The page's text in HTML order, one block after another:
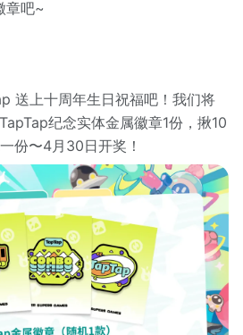
章吧~
送上十周年生日祝福吧！我们将
纪念实体金属徽章1份，揪10
份〜4月30日开奖！